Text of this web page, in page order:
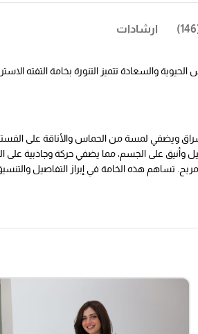
ارشادات
والسعادة تتميز التنورة بخامة التفته
ويضفي لمسة من الحماس والأناقة على
وأنيق على الجسم، مما يضفي حركة وجاذبية على
تساهم هذه الخامة في إبراز التفاصيل